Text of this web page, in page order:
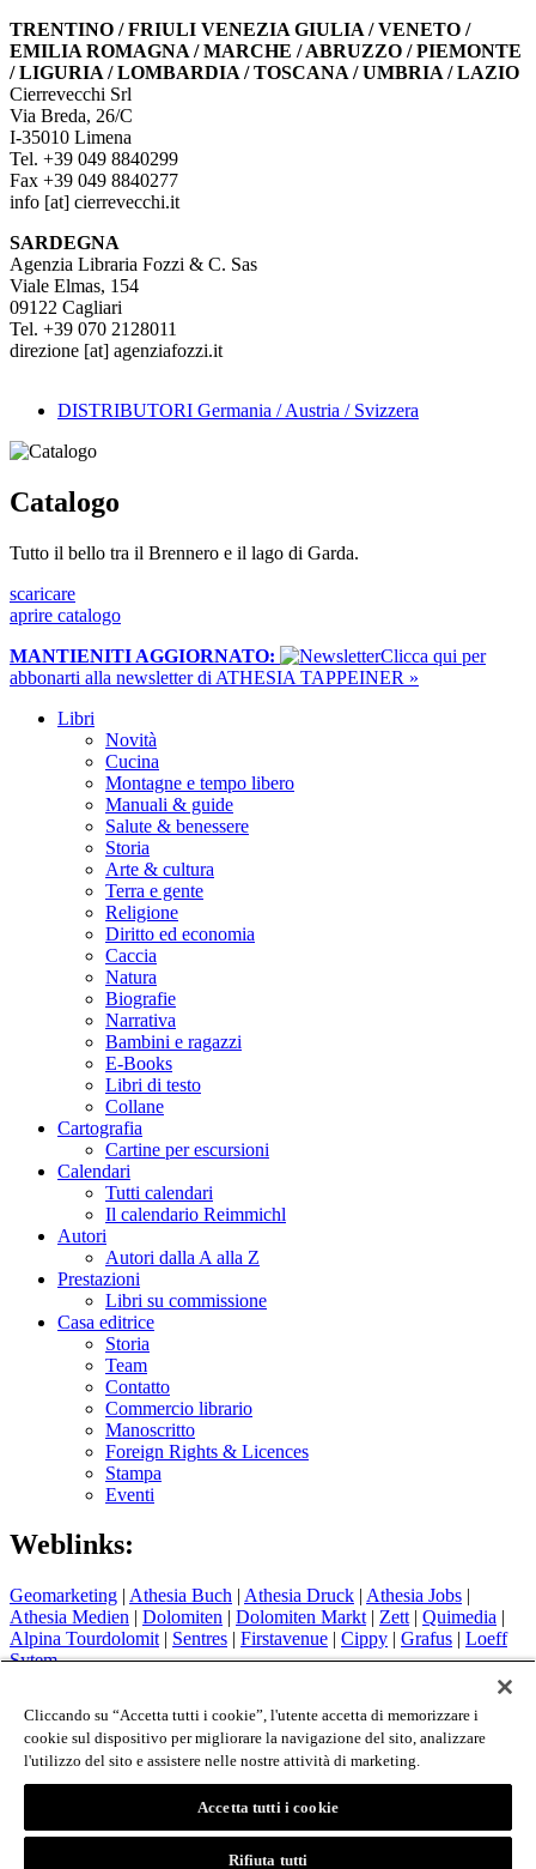
TRENTINO / FRIULI VENEZIA GIULIA / VENETO /
EMILIA ROMAGNA / MARCHE / ABRUZZO / PIEMONTE
/ LIGURIA / LOMBARDIA / TOSCANA / UMBRIA / LAZIO
Cierrevecchi Srl
Via Breda, 26/C
I-35010 Limena
Tel. +39 049 8840299
Fax +39 049 8840277
info [at] cierrevecchi.it
SARDEGNA
Agenzia Libraria Fozzi & C. Sas
Viale Elmas, 154
09122 Cagliari
Tel. +39 070 2128011
direzione [at] agenziafozzi.it
DISTRIBUTORI Germania / Austria / Svizzera
Catalogo
Tutto il bello tra il Brennero e il lago di Garda.
scaricare
aprire catalogo
MANTIENITI AGGIORNATO:
​Clicca qui per
abbonarti alla newsletter di ATHESIA TAPPEINER »
Libri
Novità
Cucina
Montagne e tempo libero
Manuali & guide
Salute & benessere
Storia
Arte & cultura
Terra e gente
Religione
Diritto ed economia
Caccia
Natura
Biografie
Narrativa
Bambini e ragazzi
E-Books
Libri di testo
Collane
Cartografia
Cartine per escursioni
Calendari
Tutti calendari
Il calendario Reimmichl
Autori
Autori dalla A alla Z
Prestazioni
Libri su commissione
Casa editrice
Storia
Team
Contatto
Commercio librario
Manoscritto
Foreign Rights & Licences
Stampa
Eventi
Weblinks:
Geomarketing | Athesia Buch | Athesia Druck | Athesia Jobs |
Athesia Medien | Dolomiten | Dolomiten Markt | Zett | Quimedia |
Alpina Tourdolomit | Sentres | Firstavenue | Cippy | Grafus | Loeff
Sytem
Colophon
Privacy Policy
Cookie Policy
Cliccando su “Accetta tutti i cookie”, l'utente accetta di memorizzare i
cookie sul dispositivo per migliorare la navigazione del sito, analizzare
l'utilizzo del sito e assistere nelle nostre attività di marketing.
Accetta tutti i cookie
Rifiuta tutti